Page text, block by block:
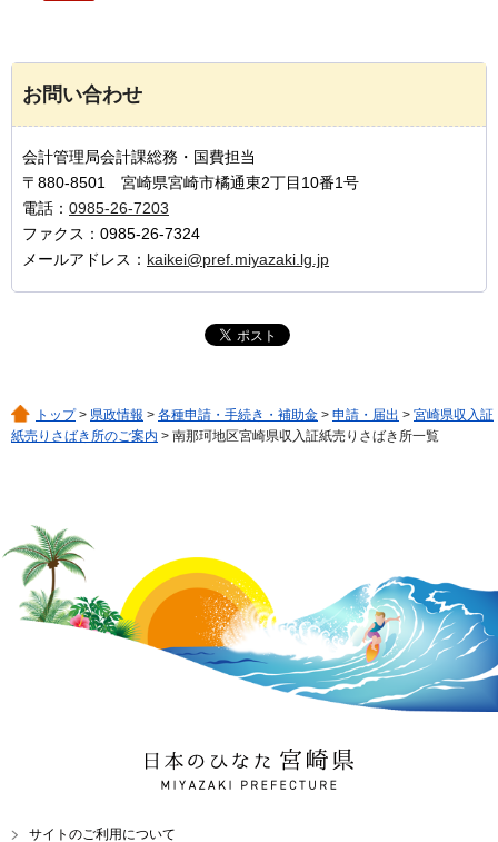
お問い合わせ
会計管理局会計課総務・国費担当
〒880-8501 宮崎県宮崎市橘通東2丁目10番1号
電話： 0985-26-7203
ファクス：0985-26-7324
メールアドレス： kaikei@pref.miyazaki.lg.jp
トップ> 県政情報 > 各種申請・手続き・補助金 > 申請・届出 > 宮崎県収入証
紙売りさばき所のご案内 > 南那珂地区宮崎県収入証紙売りさばき所一覧
日本のひなた 宮崎県
MIYAZAKI PREFECTURE
サイトのご利用について